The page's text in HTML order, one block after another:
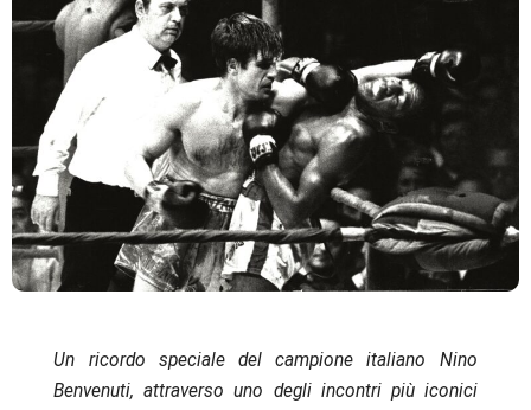
Un ricordo speciale del campione italiano Nino
Benvenuti, attraverso uno degli incontri più iconici